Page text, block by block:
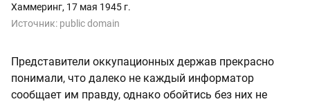
Хаммеринг, 17 мая 1945 г.
Источник: public domain
Представители оккупационных держав прекрасно
понимали, что далеко не каждый информатор
сообщает им правду, однако обойтись без них не